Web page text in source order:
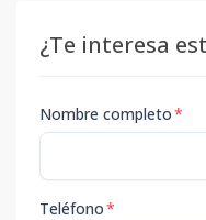
¿Te interesa
Nombre completo*
Teléfono*